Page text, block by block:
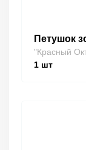
Петушок
"Красный
1 шт